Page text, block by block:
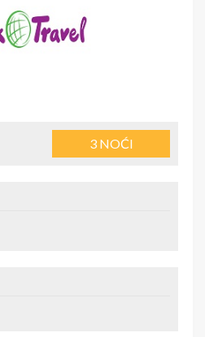
3NOĆI